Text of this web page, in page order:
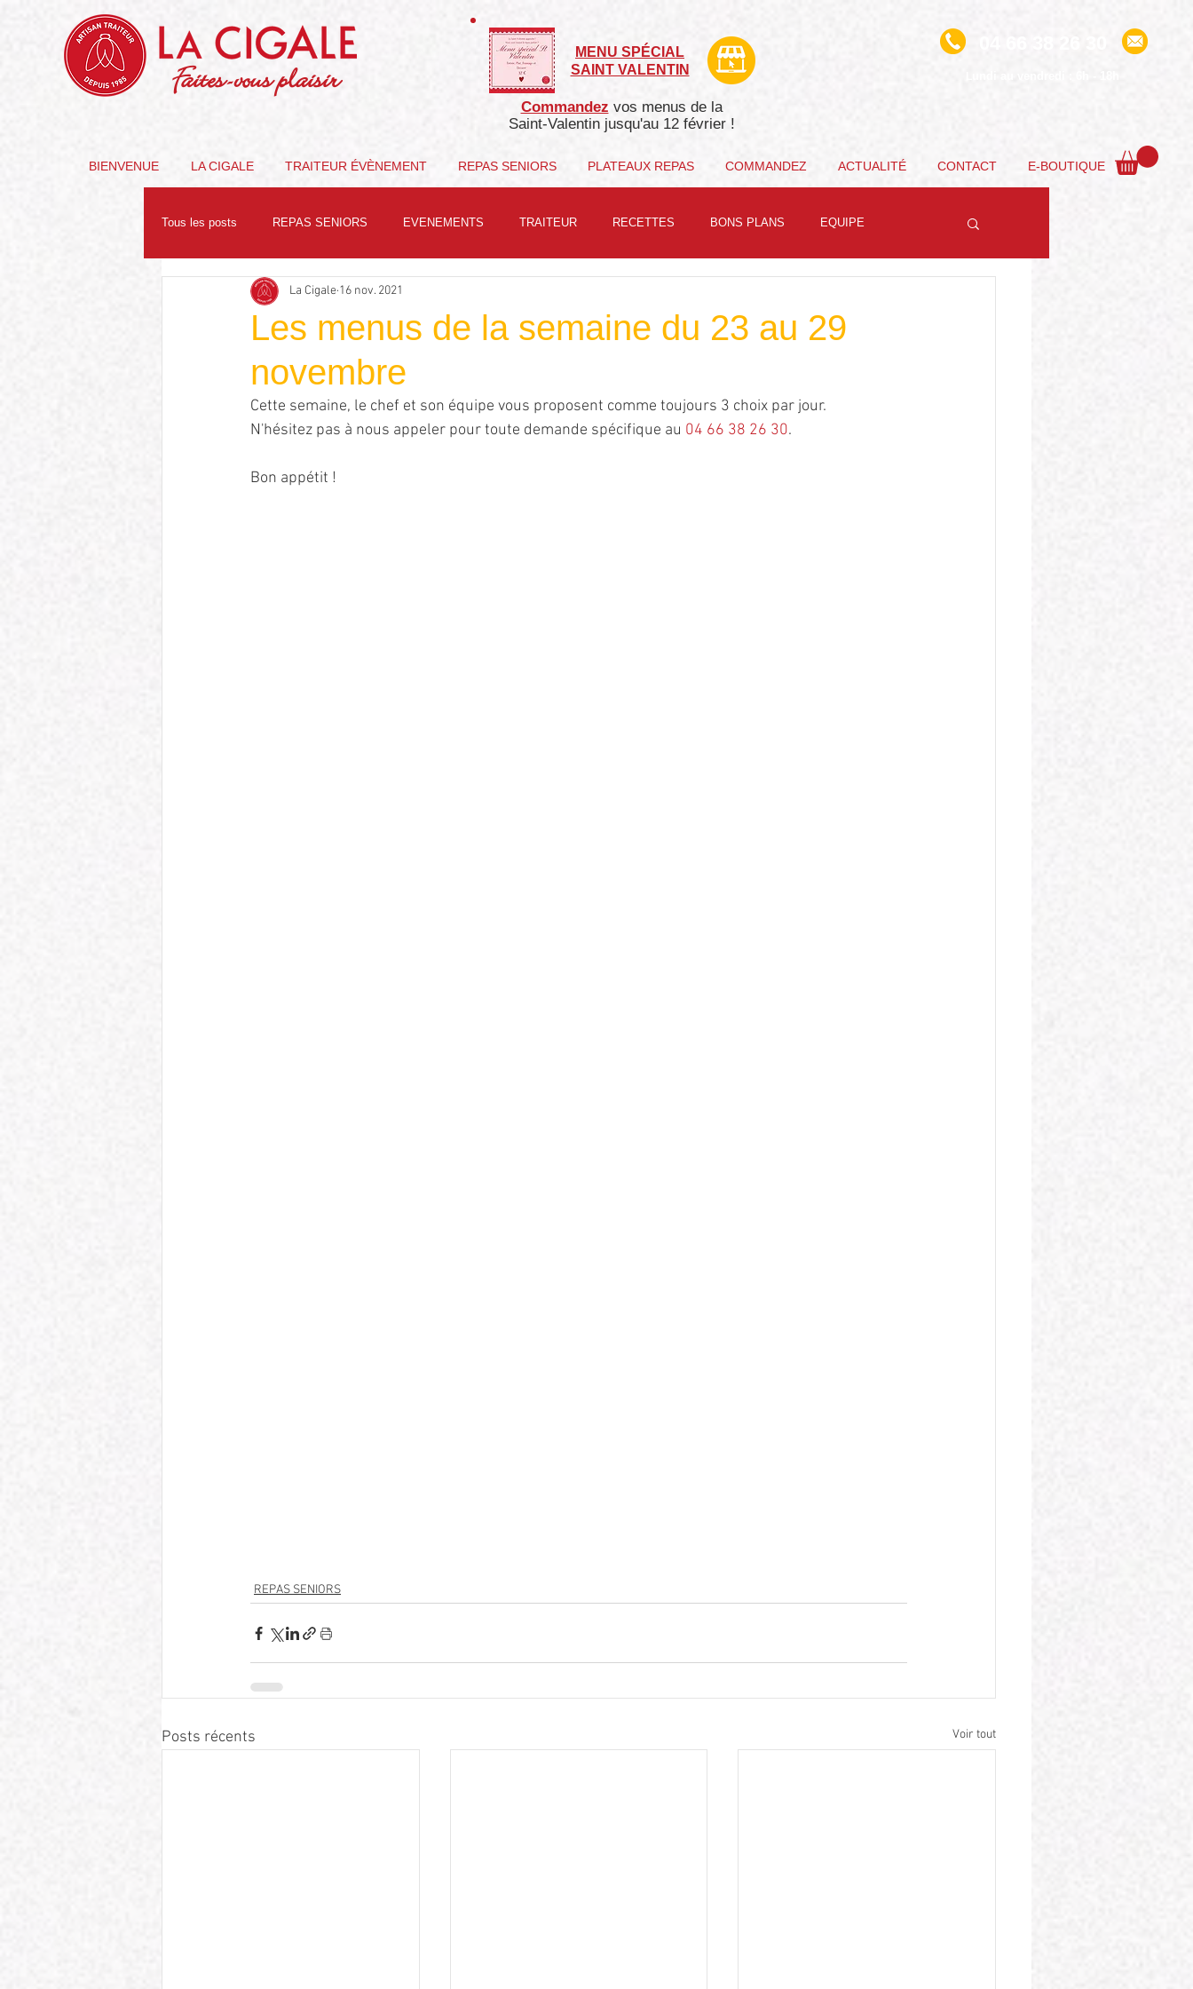
Faites-vous plaisir
MENU SPÉCIAL
SAINT VALENTIN
Commandez vos menus de la
Saint-Valentin jusqu'au 12 février !
BIENVENUE LA CIGALE TRAITEUR ÉVÈNEMENT REPAS SENIORS PLATEAUX REPAS COMMANDEZ ACTUALITÉ CONTACT E-BOUTIQUE
Tous les posts REPAS SENIORS EVENEMENTS TRAITEUR RECETTES BONS PLANS EQUIPE
PARTENAIRES NUTRITION
Les menus de la semaine du 23 au 29
novembre
La Cigale 16 nov. 2021
Cette semaine, le chef et son équipe vous proposent comme toujours 3 choix par jour.
N'hésitez pas à nous appeler pour toute demande spécifique au 04 66 38 26 30.
Bon appétit !
REPAS SENIORS
Posts récents Voir tout